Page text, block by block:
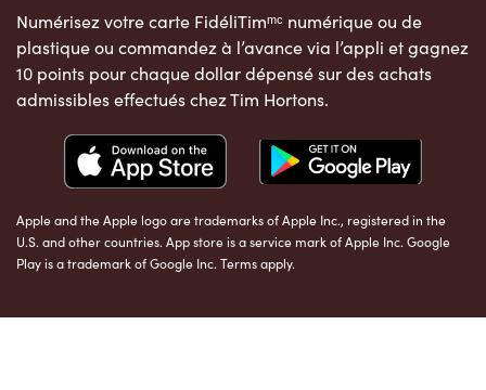
Numérisez votre carte FidéliTimᵐᶜ numérique ou de
plastique ou commandez à l’avance via l’appli et gagnez
10 points pour chaque dollar dépensé sur des achats
admissibles effectués chez Tim Hortons.
Apple and the Apple logo are trademarks of Apple Inc., registered in the
U.S. and other countries. App store is a service mark of Apple Inc. Google
Play is a trademark of Google Inc. Terms apply.